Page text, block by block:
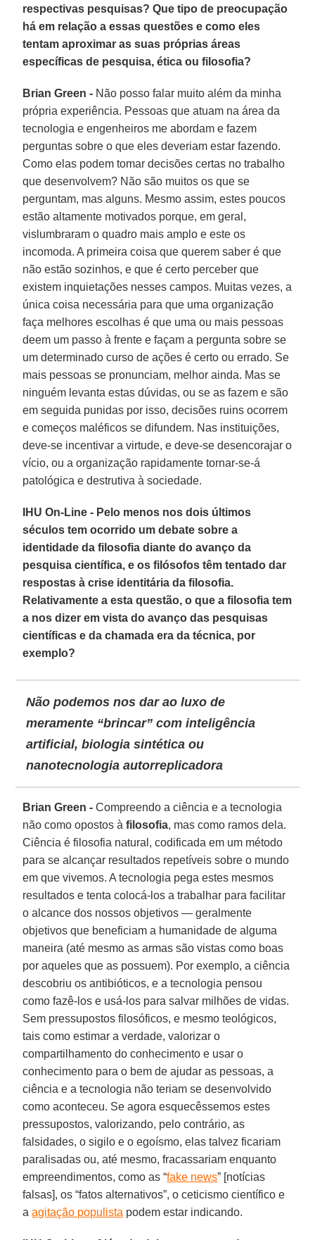
respectivas pesquisas? Que tipo de preocupação
há em relação a essas questões e como eles
tentam aproximar as suas próprias áreas
específicas de pesquisa, ética ou filosofia?
Brian Green - Não posso falar muito além da minha
própria experiência. Pessoas que atuam na área da
tecnologia e engenheiros me abordam e fazem
perguntas sobre o que eles deveriam estar fazendo.
Como elas podem tomar decisões certas no trabalho
que desenvolvem? Não são muitos os que se
perguntam, mas alguns. Mesmo assim, estes poucos
estão altamente motivados porque, em geral,
vislumbraram o quadro mais amplo e este os
incomoda. A primeira coisa que querem saber é que
não estão sozinhos, e que é certo perceber que
existem inquietações nesses campos. Muitas vezes, a
única coisa necessária para que uma organização
faça melhores escolhas é que uma ou mais pessoas
deem um passo à frente e façam a pergunta sobre se
um determinado curso de ações é certo ou errado. Se
mais pessoas se pronunciam, melhor ainda. Mas se
ninguém levanta estas dúvidas, ou se as fazem e são
em seguida punidas por isso, decisões ruins ocorrem
e começos maléficos se difundem. Nas instituições,
deve-se incentivar a virtude, e deve-se desencorajar o
vício, ou a organização rapidamente tornar-se-á
patológica e destrutiva à sociedade.
IHU On-Line - Pelo menos nos dois últimos
séculos tem ocorrido um debate sobre a
identidade da filosofia diante do avanço da
pesquisa científica, e os filósofos têm tentado dar
respostas à crise identitária da filosofia.
Relativamente a esta questão, o que a filosofia tem
a nos dizer em vista do avanço das pesquisas
científicas e da chamada era da técnica, por
exemplo?
Não podemos nos dar ao luxo de
meramente “brincar” com inteligência
artificial, biologia sintética ou
nanotecnologia autorreplicadora
Brian Green - Compreendo a ciência e a tecnologia
não como opostos àfilosofia, mas como ramos dela.
Ciência é filosofia natural, codificada em um método
para se alcançar resultados repetíveis sobre o mundo
em que vivemos. A tecnologia pega estes mesmos
resultados e tenta colocá-los a trabalhar para facilitar
o alcance dos nossos objetivos — geralmente
objetivos que beneficiam a humanidade de alguma
maneira (até mesmo as armas são vistas como boas
por aqueles que as possuem). Por exemplo, a ciência
descobriu os antibióticos, e a tecnologia pensou
como fazê-los e usá-los para salvar milhões de vidas.
Sem pressupostos filosóficos, e mesmo teológicos,
tais como estimar a verdade, valorizar o
compartilhamento do conhecimento e usar o
conhecimento para o bem de ajudar as pessoas, a
ciência e a tecnologia não teriam se desenvolvido
como aconteceu. Se agora esquecêssemos estes
pressupostos, valorizando, pelo contrário, as
falsidades, o sigilo e o egoísmo, elas talvez ficariam
paralisadas ou, até mesmo, fracassariam enquanto
empreendimentos, como as “fake news” [notícias
falsas], os “fatos alternativos”, o ceticismo científico e
aagitação populista podem estar indicando.